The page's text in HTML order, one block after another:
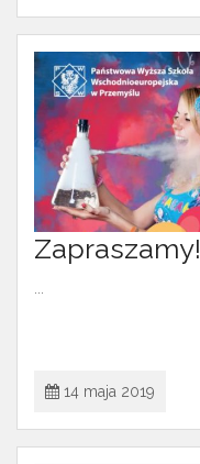
Zapraszamy!
...
14 maja 2019